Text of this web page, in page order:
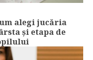
alegi jucăria
și etapa de